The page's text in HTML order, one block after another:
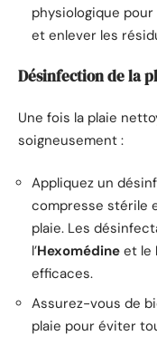
physiologique
et enlever les
Désinfection de la
Une fois la plaie
soigneusement :
Appliquez un
compresse stérile
plaie. Les
l’Hexomédine et le
efficaces.
Assurez-vous de
plaie pour éviter